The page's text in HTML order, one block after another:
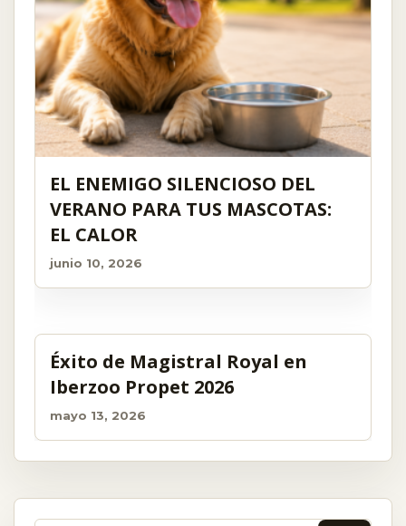
EL ENEMIGO SILENCIOSO DEL
VERANO PARA TUS MASCOTAS:
EL CALOR
junio 10, 2026
Éxito de Magistral Royal en
Iberzoo Propet 2026
mayo 13, 2026